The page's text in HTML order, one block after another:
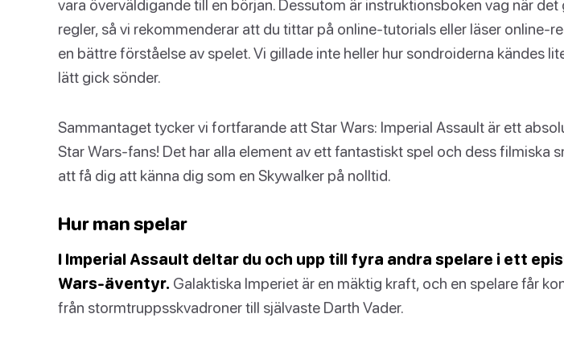
vara överväldigande till en början. Dessutom är instruktionsboken vag när det
regler, så vi rekommenderar att du tittar på online-tutorials eller läser online-
en bättre förståelse av spelet. Vi gillade inte heller hur sondroiderna kändes
lätt gick sönder.
Sammantaget tycker vi fortfarande att Star Wars: Imperial Assault är ett
Star Wars-fans! Det har alla element av ett fantastiskt spel och dess filmiska
att få dig att känna dig som en Skywalker på nolltid.
Hur man spelar
I Imperial Assault deltar du och upp till fyra andra spelare i ett
Wars-äventyr. Galaktiska Imperiet är en mäktig kraft, och en spelare får
från stormtruppsskvadroner till självaste Darth Vader.